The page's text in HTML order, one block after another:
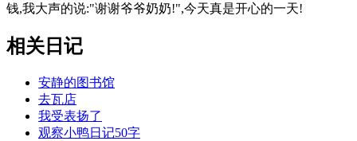
钱,我大声的说:"谢谢爷爷奶奶!",今天真是开心的一天!
相关日记
安静的图书馆
去瓦店
我受表扬了
观察小鸭日记50字